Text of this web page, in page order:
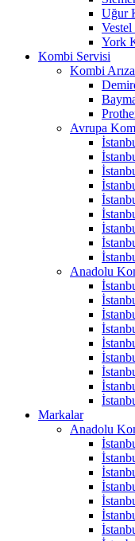
Uğur
York
Kombi Servisi
Kombi
Avrupa
Anadolu
Markalar
Anadolu